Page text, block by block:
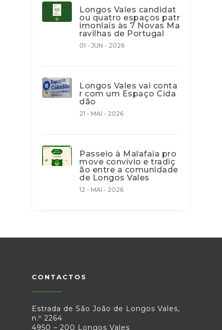
Longos Vales candidat
ou quatro espaços patr
imoniais às 7 Novas Ma
ravilhas de Portugal
01 - JUN - 2026
Longos Vales vai conta
r com um Espaço Cida
dão
21 - MAI - 2026
Passeio à Malafaia pro
move convívio e tradiç
ão entre a comunidade
de Longos Vales
12 - MAI - 2026
CONTACTOS
Estrada de São João de Longos Vales,
n.º 2264
4950 – 200 Longos Vales